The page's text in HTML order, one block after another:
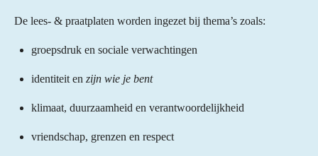
De lees- & praatplaten worden ingezet bij thema’s zoals:
groepsdruk en sociale verwachtingen
identiteit en zijn wie je bent
klimaat, duurzaamheid en verantwoordelijkheid
vriendschap, grenzen en respect